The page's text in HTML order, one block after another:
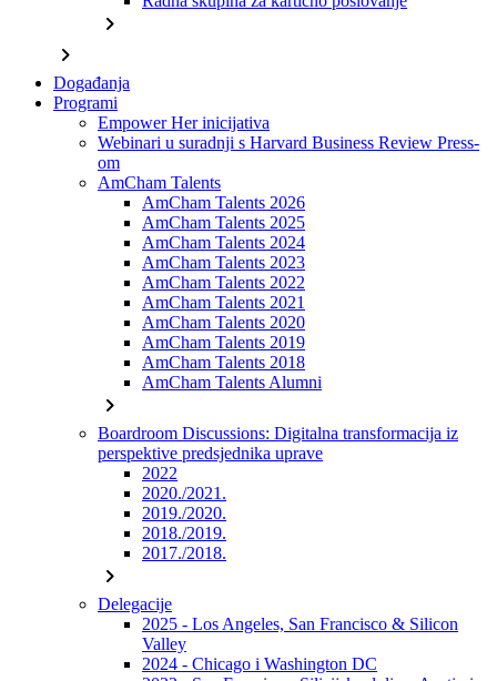
chevron_right
chevron_right
Događanja
Programi
Empower Her inicijativa
Webinari u suradnji s Harvard Business Review Press-
om
AmCham Talents
AmCham Talents 2026
AmCham Talents 2025
AmCham Talents 2024
AmCham Talents 2023
AmCham Talents 2022
AmCham Talents 2021
AmCham Talents 2020
AmCham Talents 2019
AmCham Talents 2018
AmCham Talents Alumni
chevron_right
Boardroom Discussions: Digitalna transformacija iz
perspektive predsjednika uprave
2022
2020./2021.
2019./2020.
2018./2019.
2017./2018.
chevron_right
Delegacije
2025 - Los Angeles, San Francisco & Silicon
Valley
2024 - Chicago i Washington DC